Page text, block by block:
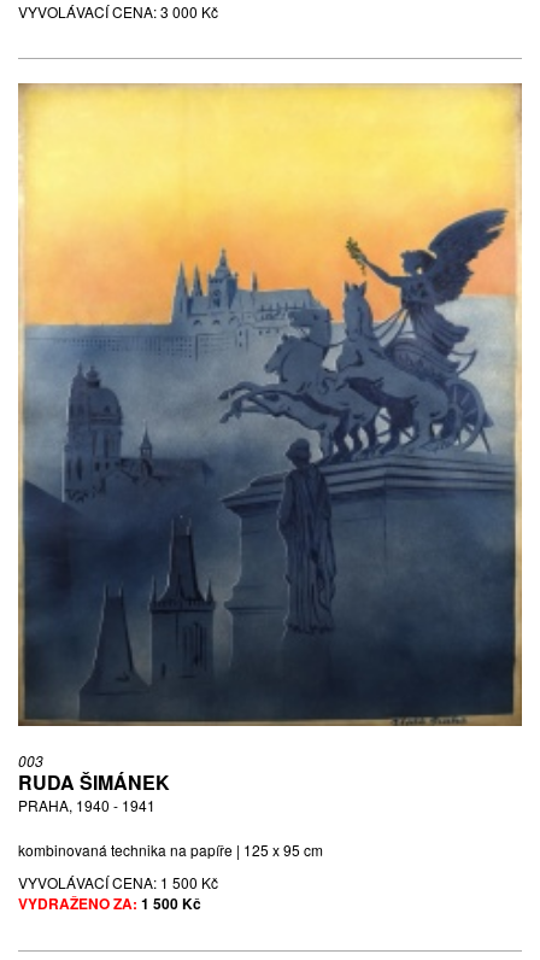
VYVOLÁVACÍ CENA:3 000 Kč
003
RUDA ŠIMÁNEK
PRAHA, 1940 - 1941
kombinovaná technika na papíře | 125 x 95 cm
VYVOLÁVACÍ CENA: 1 500 Kč
VYDRAŽENO ZA: 1 500 Kč